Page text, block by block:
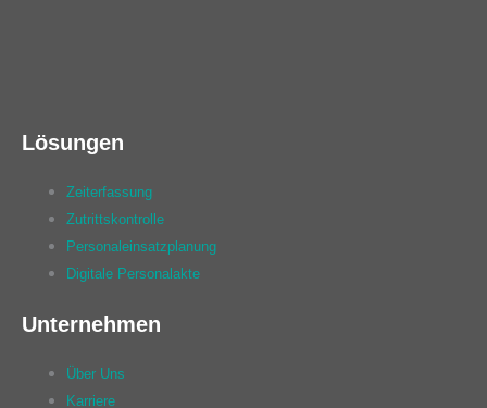
Lösungen
Zeiterfassung
Zutrittskontrolle
Personaleinsatzplanung
Digitale Personalakte
Unternehmen
Über Uns
Karriere